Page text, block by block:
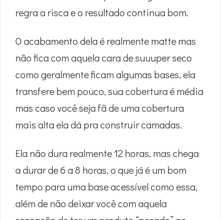
regra a risca e o resultado continua bom.
O acabamento dela é realmente matte mas
não fica com aquela cara de suuuper seco
como geralmente ficam algumas bases, ela
transfere bem pouco, sua cobertura é média
mas caso você seja fã de uma cobertura
mais alta ela dá pra construir camadas.
Ela não dura realmente 12 horas, mas chega
a durar de 6 a 8 horas, o que já é um bom
tempo para uma base acessível como essa,
além de não deixar você com aquela